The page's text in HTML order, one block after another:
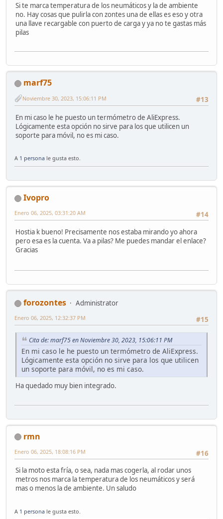
Si te marca temperatura de los neumáticos y la de ambiente
no. Hay cosas que pulirla con zontes una de ellas es eso y otra
una llave recargable con puerto de carga y ya no te gastas más
pilas
marf75
#13
Noviembre 30, 2023, 15:06:11 PM
En mi caso le he puesto un termómetro de AliExpress.
Lógicamente esta opción no sirve para los que utilicen un
soporte para móvil, no es mi caso.
A 1 persona le gusta esto.
Ivopro
#14
Enero 06, 2025, 03:31:20 AM
Hostia k bueno! Precisamente nos estaba mirando yo ahora
pero esa es la cuenta. Va a pilas? Me puedes mandar el enlace?
Gracias
forozontes
Administrator
#15
Enero 06, 2025, 12:32:37 PM
Cita de: marf75 en Noviembre 30, 2023, 15:06:11 PM
En mi caso le he puesto un termómetro de AliExpress.
Lógicamente esta opción no sirve para los que utilicen
un soporte para móvil, no es mi caso.
Ha quedado muy bien integrado.
rmn
#16
Enero 06, 2025, 18:08:16 PM
Si la moto esta fría, o sea, nada mas cogerla, al rodar unos
metros nos marca la temperatura de los neumáticos y será
mas o menos la de ambiente. Un saludo
A 1 persona le gusta esto.